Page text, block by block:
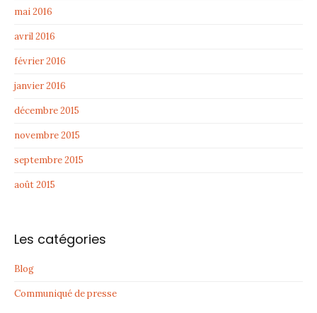
mai 2016
avril 2016
février 2016
janvier 2016
décembre 2015
novembre 2015
septembre 2015
août 2015
Les catégories
Blog
Communiqué de presse